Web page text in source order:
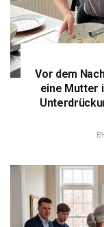
Vor dem
eine Mutter
BY